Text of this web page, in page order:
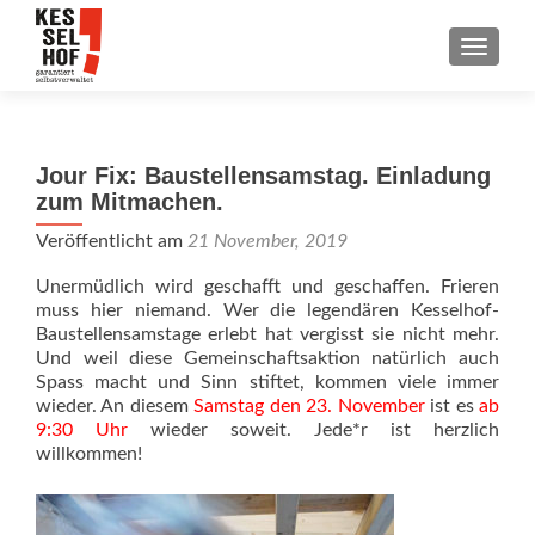
Jour Fix: Baustellensamstag. Einladung
zum Mitmachen.
Veröffentlicht am 21 November, 2019
Unermüdlich wird geschafft und geschaffen. Frieren
muss hier niemand. Wer die legendären Kesselhof-
Baustellensamstage erlebt hat vergisst sie nicht mehr.
Und weil diese Gemeinschaftsaktion natürlich auch
Spass macht und Sinn stiftet, kommen viele immer
wieder. An diesemSamstag den 23. Novemberist esab
9:30 Uhr wieder soweit. Jede*r ist herzlich
willkommen!